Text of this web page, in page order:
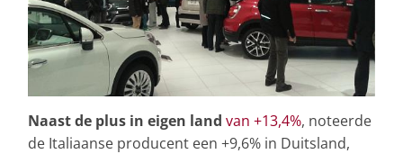
Naast de plus in eigen land van +13,4%, noteerde
de Italiaanse producent een +9,6% in Duitsland,